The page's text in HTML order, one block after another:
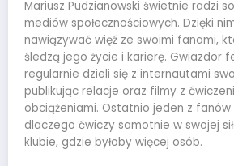
Mariusz Pudzianowski świetnie radzi
mediów społecznościowych. Dzięki
nawiązywać więź ze swoimi fanami,
śledzą jego życie i karierę. Gwiazdor
regularnie dzieli się z internautami
publikując relacje oraz filmy z
obciążeniami. Ostatnio jeden z fanów
dlaczego ćwiczy samotnie w swojej
klubie, gdzie byłoby więcej osób.